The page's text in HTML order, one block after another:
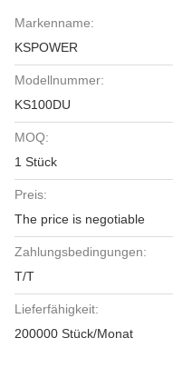
Markenname:
KSPOWER
Modellnummer:
KS100DU
MOQ:
1 Stück
Preis:
The price is negotiable
Zahlungsbedingungen:
T/T
Lieferfähigkeit:
200000 Stück/Monat